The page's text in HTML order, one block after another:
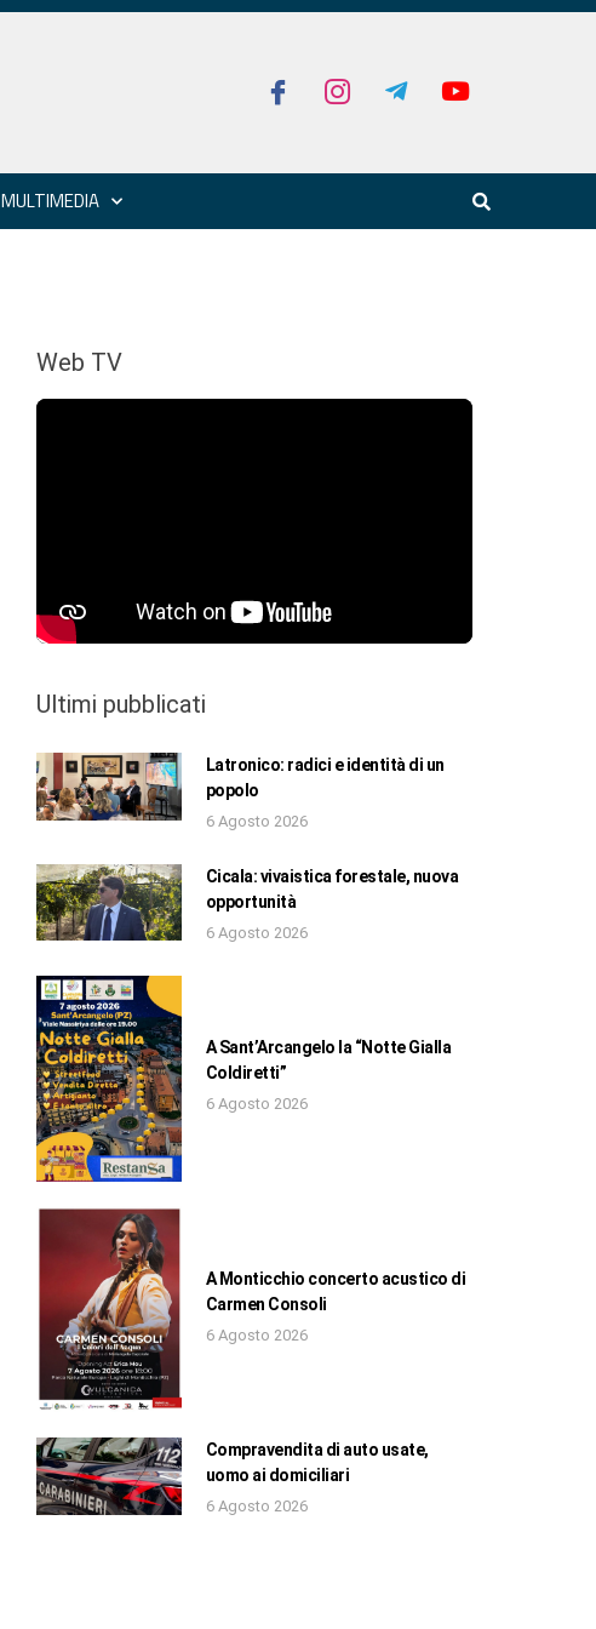
MULTIMEDIA
Web TV
Ultimi pubblicati
Latronico: radici e identità di un
popolo
6 Agosto 2026
Cicala: vivaistica forestale, nuova
opportunità
6 Agosto 2026
A Sant’Arcangelo la “Notte Gialla
Coldiretti”
6 Agosto 2026
A Monticchio concerto acustico di
Carmen Consoli
6 Agosto 2026
Compravendita di auto usate,
uomo ai domiciliari
6 Agosto 2026